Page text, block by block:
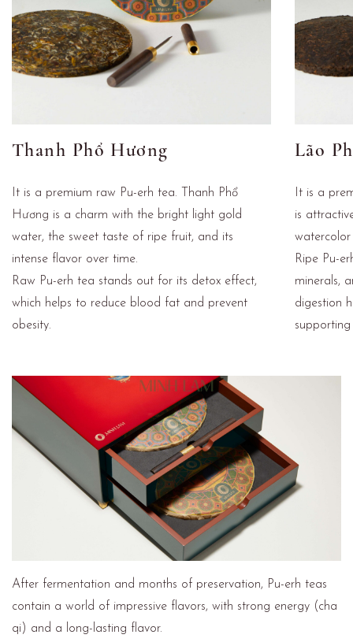
Thanh Phổ Hương
It is a premium raw Pu-erh tea. Thanh Phổ
Hương is a charm with the bright light gold
water, the sweet taste of ripe fruit, and its
intense flavor over time.
Raw Pu-erh tea stands out for its detox effect,
which helps to reduce blood fat and prevent
obesity.
Lão
It is a
is
Ripe Pu-
minerals,
digestion
After fermentation and months of preservation, Pu-erh teas
contain a world of impressive flavors, with strong energy (cha
qi) and a long-lasting flavor.